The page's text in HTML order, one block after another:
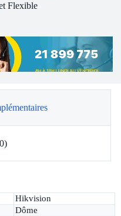
Flexible
Hikvision
Dôme